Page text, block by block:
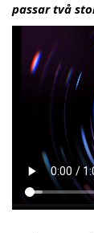
passar två